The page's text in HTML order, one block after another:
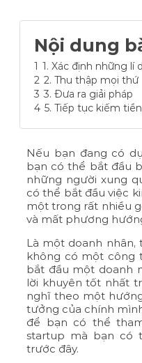
Nội dung
1 1. Xác định những lí
2 2. Thu thập mọi thứ
3 3. Đưa ra giải pháp
4 5. Tiếp tục kiếm
Nếu bạn đang có
bạn có thể bắt đầu
những người xung
có thể bắt đầu việc
một trong rất nhiều
và mất phương
Là một doanh
không có một công
bắt đầu một doanh
lời khuyên tốt nhất
nghĩ theo một
tưởng của chính
để bạn có thể
startup mà bạn có
trước đây.